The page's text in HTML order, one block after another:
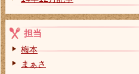
担当
梅本
まぁさ